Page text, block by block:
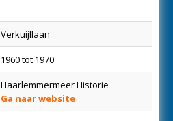
Verkuijllaan
1960 tot 1970
Haarlemmermeer Historie
Ga naar website